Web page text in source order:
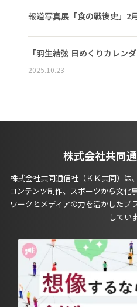
報道写真展「食の戦後史」2
「羽生結弦 日めくりカレン
2025.10.23
株式会社共同
株式会社共同通信社（ＫＫ共同）は
コンテンツ制作、スポーツから文化
ワークとメディアの力を活かしたブ
してい